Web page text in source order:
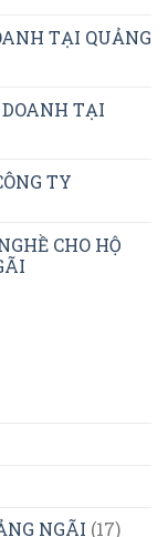
TẠI QUẢNG
TẠI
TY
CHO HỘ
NGÃI (17)